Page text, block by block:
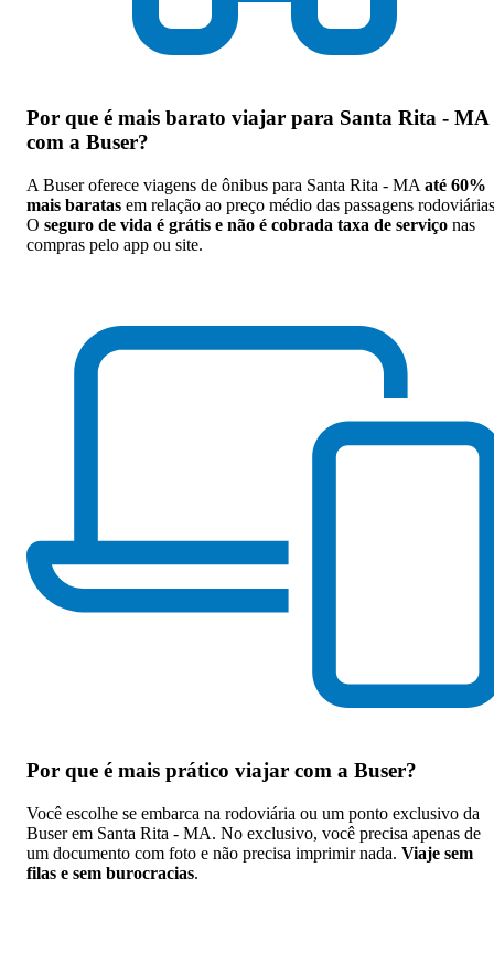
Por que é mais barato viajar para Santa Rita - MA
com a Buser?
A Buser oferece viagens de ônibus para Santa Rita - MA até 60%
mais baratas em relação ao preço médio das passagens
O seguro de vida é grátis e não é cobrada taxa de serviço nas
compras pelo app ou site.
Por que é mais prático viajar com a Buser?
Você escolhe se embarca na rodoviária ou um ponto exclusivo da
Buser em Santa Rita - MA. No exclusivo, você precisa apenas de
um documento com foto e não precisa imprimir nada. Viaje sem
filas e sem burocracias.